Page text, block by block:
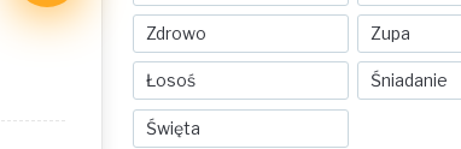
Zdrowo Zupa
Łosoś Śniadanie
Święta